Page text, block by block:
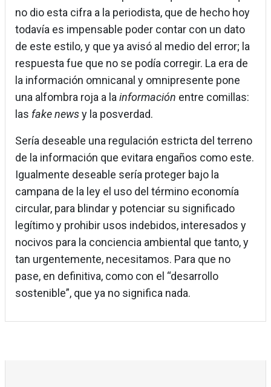
no dio esta cifra a la periodista, que de hecho hoy
todavía es impensable poder contar con un dato
de este estilo, y que ya avisó al medio del error; la
respuesta fue que no se podía corregir. La era de
la información omnicanal y omnipresente pone
una alfombra roja a la información entre comillas:
las fake newsy la posverdad.
Sería deseable una regulación estricta del terreno
de la información que evitara engaños como este.
Igualmente deseable sería proteger bajo la
campana de la ley el uso del término economía
circular, para blindar y potenciar su significado
legítimo y prohibir usos indebidos, interesados y
nocivos para la conciencia ambiental que tanto, y
tan urgentemente, necesitamos. Para que no
pase, en definitiva, como con el “desarrollo
sostenible”, que ya no significa nada.